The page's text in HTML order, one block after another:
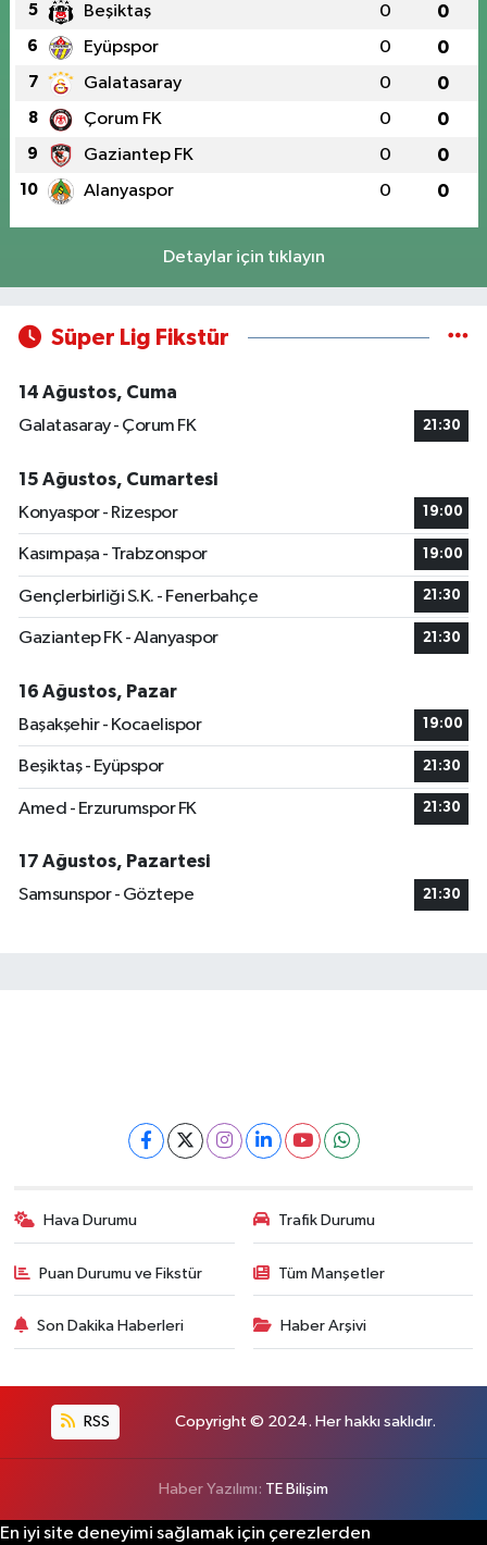
5 Beşiktaş 0 0
6 Eyüpspor 0 0
7 Galatasaray 0 0
8 Çorum FK 0 0
9 Gaziantep FK 0 0
10 Alanyaspor 0 0
Detaylar için tıklayın
Süper Lig Fikstür
14 Ağustos, Cuma
Galatasaray - Çorum FK
21:30
15 Ağustos, Cumartesi
Konyaspor - Rizespor
19:00
Kasımpaşa - Trabzonspor 19:00
Gençlerbirliği S.K. - Fenerbahçe 21:30
Gaziantep FK - Alanyaspor 21:30
16 Ağustos, Pazar
Başakşehir - Kocaelispor
19:00
Beşiktaş - Eyüpspor 21:30
Amed - Erzurumspor FK 21:30
17 Ağustos, Pazartesi
Samsunspor - Göztepe
21:30
Hava Durumu Trafik Durumu
Puan Durumu ve Fikstür Tüm Manşetler
Son Dakika Haberleri Haber Arşivi
RSS Copyright © 2024. Her hakkı saklıdır.
Haber Yazılımı: TE Bilişim
En iyi site deneyimi sağlamak için çerezlerden